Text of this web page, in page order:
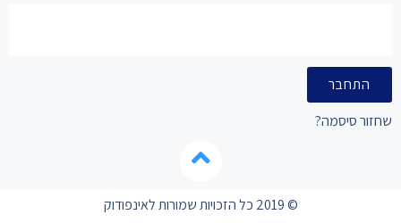
התחבר
שחזור סיסמה?
© 2019 כל הזכויות שמורות לאינפודוק